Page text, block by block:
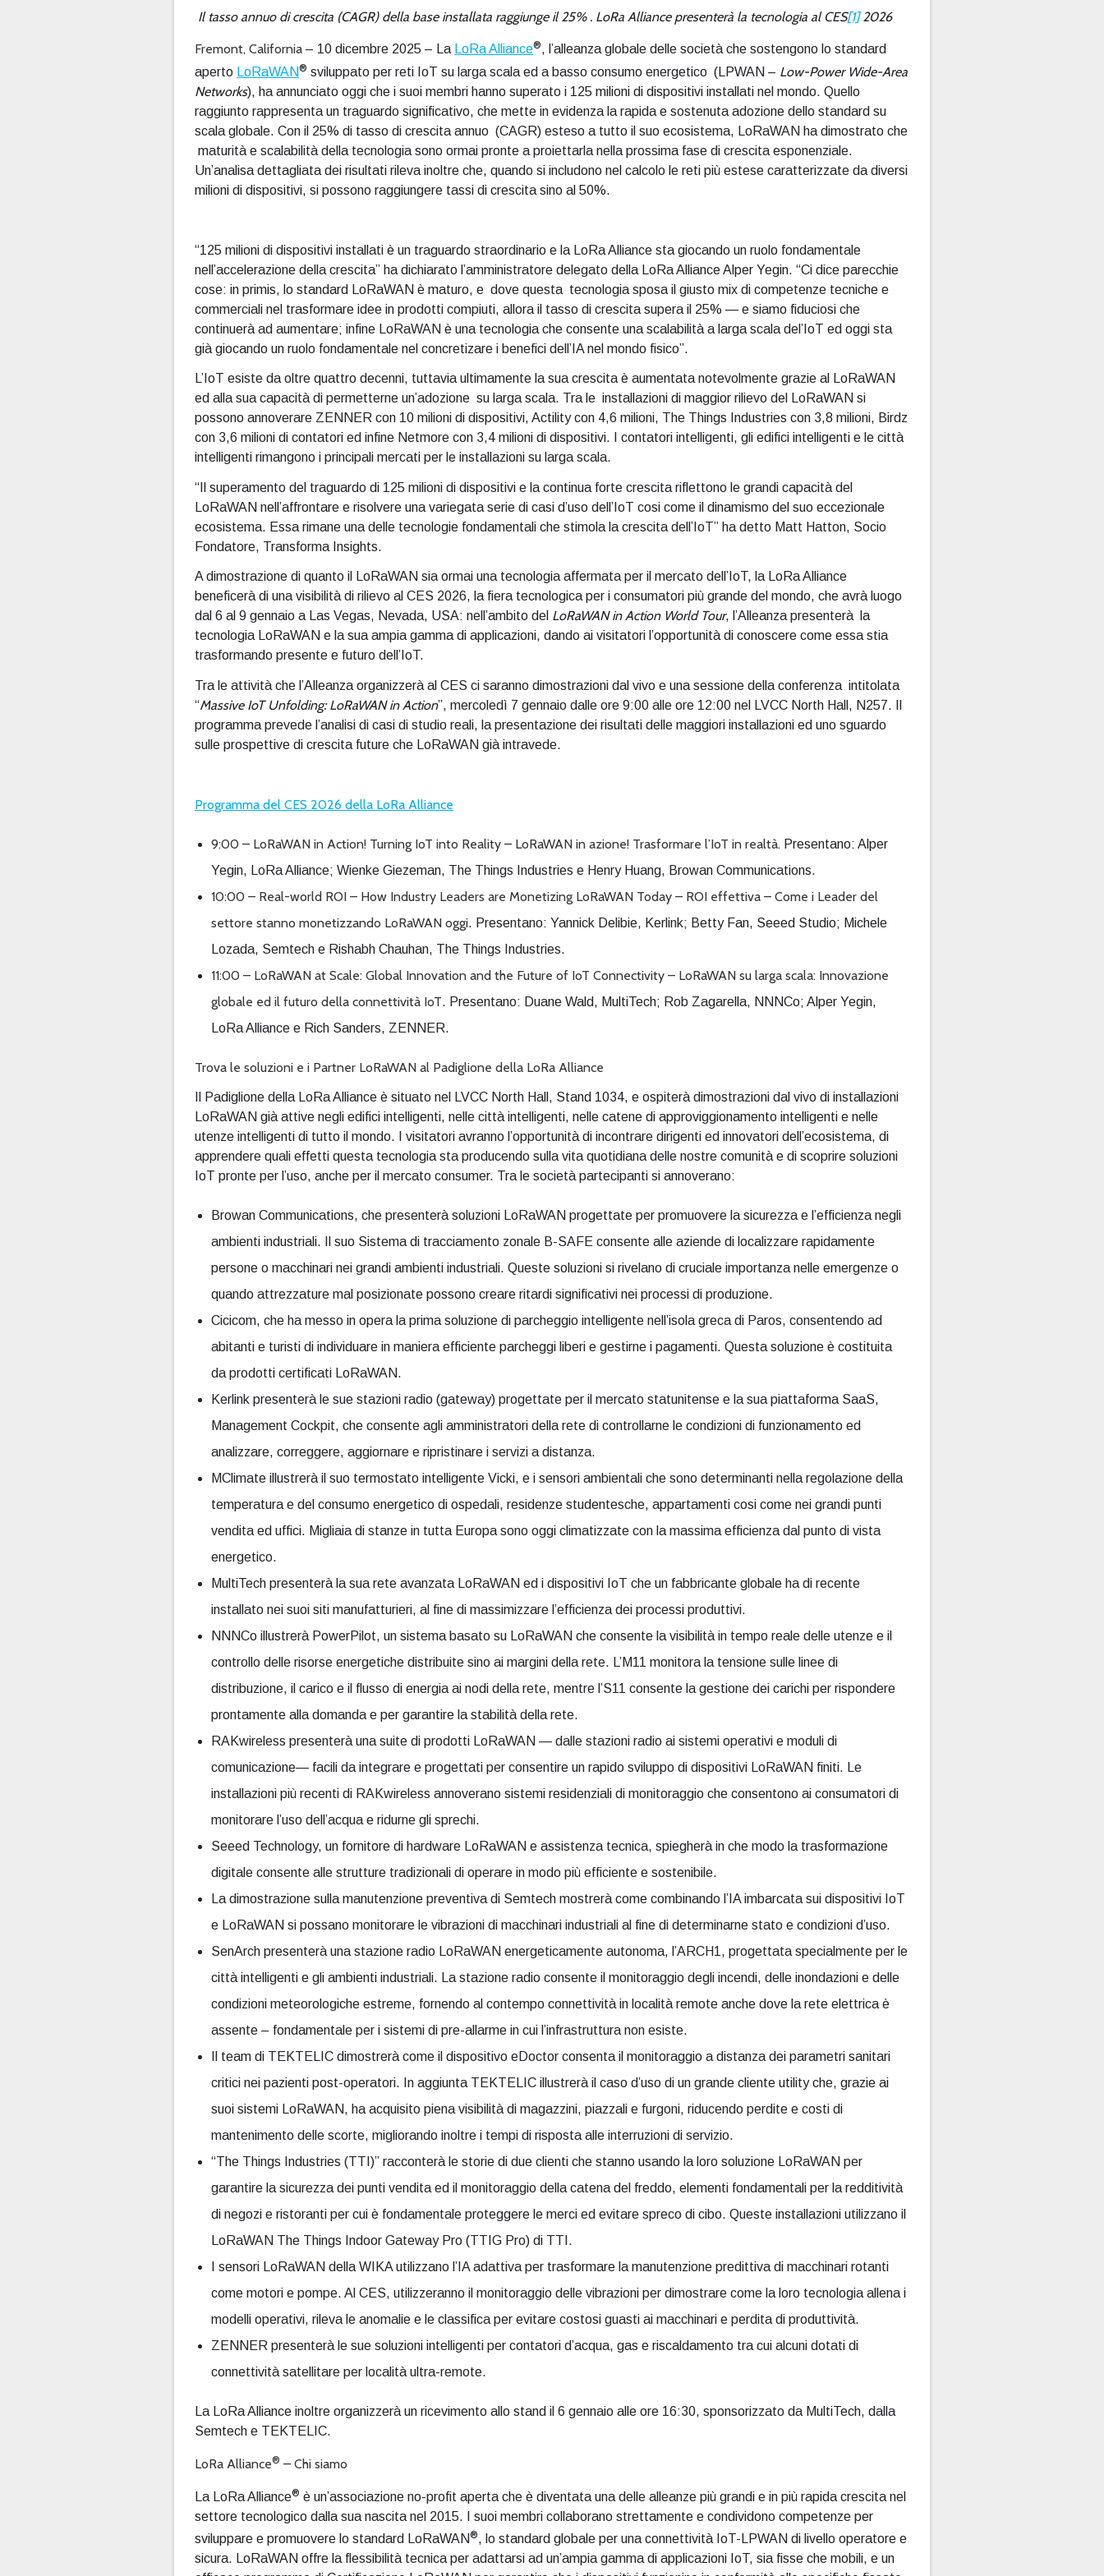
Il tasso annuo di crescita (CAGR) della base installata raggiunge il 25% . LoRa Alliance presenterà la tecnologia al CES[1]2026
Fremont, California – 10 dicembre 2025 – La LoRa Alliance®, l’alleanza globale delle società che sostengono lo standard
aperto LoRaWAN® sviluppato per reti IoT su larga scala ed a basso consumo energetico (LPWAN – Low-Power Wide-Area
Networks), ha annunciato oggi che i suoi membri hanno superato i 125 milioni di dispositivi installati nel mondo. Quello
raggiunto rappresenta un traguardo significativo, che mette in evidenza la rapida e sostenuta adozione dello standard su
scala globale. Con il 25% di tasso di crescita annuo (CAGR) esteso a tutto il suo ecosistema, LoRaWAN ha dimostrato che
maturità e scalabilità della tecnologia sono ormai pronte a proiettarla nella prossima fase di crescita esponenziale.
Un’analisa dettagliata dei risultati rileva inoltre che, quando si includono nel calcolo le reti più estese caratterizzate da diversi
milioni di dispositivi, si possono raggiungere tassi di crescita sino al 50%.
“125 milioni di dispositivi installati è un traguardo straordinario e la LoRa Alliance sta giocando un ruolo fondamentale
nell’accelerazione della crescita” ha dichiarato l’amministratore delegato della LoRa Alliance Alper Yegin. “Ci dice parecchie
cose: in primis, lo standard LoRaWAN è maturo, e dove questa tecnologia sposa il giusto mix di competenze tecniche e
commerciali nel trasformare idee in prodotti compiuti, allora il tasso di crescita supera il 25% — e siamo fiduciosi che
continuerà ad aumentare; infine LoRaWAN è una tecnologia che consente una scalabilità a larga scala del’IoT ed oggi sta
già giocando un ruolo fondamentale nel concretizare i benefici dell’IA nel mondo fisico”.
L’IoT esiste da oltre quattro decenni, tuttavia ultimamente la sua crescita è aumentata notevolmente grazie al LoRaWAN
ed alla sua capacità di permetterne un’adozione su larga scala. Tra le installazioni di maggior rilievo del LoRaWAN si
possono annoverare ZENNER con 10 milioni di dispositivi, Actility con 4,6 milioni, The Things Industries con 3,8 milioni, Birdz
con 3,6 milioni di contatori ed infine Netmore con 3,4 milioni di dispositivi. I contatori intelligenti, gli edifici intelligenti e le città
intelligenti rimangono i principali mercati per le installazioni su larga scala.
“Il superamento del traguardo di 125 milioni di dispositivi e la continua forte crescita riflettono le grandi capacità del
LoRaWAN nell’affrontare e risolvere una variegata serie di casi d’uso dell’IoT cosi come il dinamismo del suo eccezionale
ecosistema. Essa rimane una delle tecnologie fondamentali che stimola la crescita dell’IoT” ha detto Matt Hatton, Socio
Fondatore, Transforma Insights.
A dimostrazione di quanto il LoRaWAN sia ormai una tecnologia affermata per il mercato dell’IoT, la LoRa Alliance
beneficerà di una visibilità di rilievo al CES 2026, la fiera tecnologica per i consumatori più grande del mondo, che avrà luogo
dal 6 al 9 gennaio a Las Vegas, Nevada, USA: nell’ambito del LoRaWAN in Action World Tour, l’Alleanza presenterà la
tecnologia LoRaWAN e la sua ampia gamma di applicazioni, dando ai visitatori l’opportunità di conoscere come essa stia
trasformando presente e futuro dell’IoT.
Tra le attività che l’Alleanza organizzerà al CES ci saranno dimostrazioni dal vivo e una sessione della conferenza intitolata
“Massive IoT Unfolding: LoRaWAN in Action”, mercoledì 7 gennaio dalle ore 9:00 alle ore 12:00 nel LVCC North Hall, N257. Il
programma prevede l’analisi di casi di studio reali, la presentazione dei risultati delle maggiori installazioni ed uno sguardo
sulle prospettive di crescita future che LoRaWAN già intravede.
Programma del CES 2026 della LoRa Alliance
9:00 – LoRaWAN in Action! Turning IoT into Reality – LoRaWAN in azione! Trasformare l’IoT in realtà. Presentano: Alper
Yegin, LoRa Alliance; Wienke Giezeman, The Things Industries e Henry Huang, Browan Communications.
10:00 – Real-world ROI – How Industry Leaders are Monetizing LoRaWAN Today – ROI effettiva – Come i Leader del
settore stanno monetizzando LoRaWAN oggi. Presentano: Yannick Delibie, Kerlink; Betty Fan, Seeed Studio; Michele
Lozada, Semtech e Rishabh Chauhan, The Things Industries.
11:00 – LoRaWAN at Scale: Global Innovation and the Future of IoT Connectivity – LoRaWAN su larga scala: Innovazione
globale ed il futuro della connettività IoT. Presentano: Duane Wald, MultiTech; Rob Zagarella, NNNCo; Alper Yegin,
LoRa Alliance e Rich Sanders, ZENNER.
Trova le soluzioni e i Partner LoRaWAN al Padiglione della LoRa Alliance
Il Padiglione della LoRa Alliance è situato nel LVCC North Hall, Stand 1034, e ospiterà dimostrazioni dal vivo di installazioni
LoRaWAN già attive negli edifici intelligenti, nelle città intelligenti, nelle catene di approviggionamento intelligenti e nelle
utenze intelligenti di tutto il mondo. I visitatori avranno l’opportunità di incontrare dirigenti ed innovatori dell’ecosistema, di
apprendere quali effetti questa tecnologia sta producendo sulla vita quotidiana delle nostre comunità e di scoprire soluzioni
IoT pronte per l’uso, anche per il mercato consumer. Tra le società partecipanti si annoverano:
Browan Communications, che presenterà soluzioni LoRaWAN progettate per promuovere la sicurezza e l’efficienza negli
ambienti industriali. Il suo Sistema di tracciamento zonale B-SAFE consente alle aziende di localizzare rapidamente
persone o macchinari nei grandi ambienti industriali. Queste soluzioni si rivelano di cruciale importanza nelle emergenze o
quando attrezzature mal posizionate possono creare ritardi significativi nei processi di produzione.
Cicicom, che ha messo in opera la prima soluzione di parcheggio intelligente nell’isola greca di Paros, consentendo ad
abitanti e turisti di individuare in maniera efficiente parcheggi liberi e gestirne i pagamenti. Questa soluzione è costituita
da prodotti certificati LoRaWAN.
Kerlink presenterà le sue stazioni radio (gateway) progettate per il mercato statunitense e la sua piattaforma SaaS,
Management Cockpit, che consente agli amministratori della rete di controllarne le condizioni di funzionamento ed
analizzare, correggere, aggiornare e ripristinare i servizi a distanza.
MClimate illustrerà il suo termostato intelligente Vicki, e i sensori ambientali che sono determinanti nella regolazione della
temperatura e del consumo energetico di ospedali, residenze studentesche, appartamenti cosi come nei grandi punti
vendita ed uffici. Migliaia di stanze in tutta Europa sono oggi climatizzate con la massima efficienza dal punto di vista
energetico.
MultiTech presenterà la sua rete avanzata LoRaWAN ed i dispositivi IoT che un fabbricante globale ha di recente
installato nei suoi siti manufatturieri, al fine di massimizzare l’efficienza dei processi produttivi.
NNNCo illustrerà PowerPilot, un sistema basato su LoRaWAN che consente la visibilità in tempo reale delle utenze e il
controllo delle risorse energetiche distribuite sino ai margini della rete. L’M11 monitora la tensione sulle linee di
distribuzione, il carico e il flusso di energia ai nodi della rete, mentre l’S11 consente la gestione dei carichi per rispondere
prontamente alla domanda e per garantire la stabilità della rete.
RAKwireless presenterà una suite di prodotti LoRaWAN — dalle stazioni radio ai sistemi operativi e moduli di
comunicazione— facili da integrare e progettati per consentire un rapido sviluppo di dispositivi LoRaWAN finiti. Le
installazioni più recenti di RAKwireless annoverano sistemi residenziali di monitoraggio che consentono ai consumatori di
monitorare l’uso dell’acqua e ridurne gli sprechi.
Seeed Technology, un fornitore di hardware LoRaWAN e assistenza tecnica, spiegherà in che modo la trasformazione
digitale consente alle strutture tradizionali di operare in modo più efficiente e sostenibile.
La dimostrazione sulla manutenzione preventiva di Semtech mostrerà come combinando l’IA imbarcata sui dispositivi IoT
e LoRaWAN si possano monitorare le vibrazioni di macchinari industriali al fine di determinarne stato e condizioni d’uso.
SenArch presenterà una stazione radio LoRaWAN energeticamente autonoma, l’ARCH1, progettata specialmente per le
città intelligenti e gli ambienti industriali. La stazione radio consente il monitoraggio degli incendi, delle inondazioni e delle
condizioni meteorologiche estreme, fornendo al contempo connettività in località remote anche dove la rete elettrica è
assente – fondamentale per i sistemi di pre-allarme in cui l’infrastruttura non esiste.
Il team di TEKTELIC dimostrerà come il dispositivo eDoctor consenta il monitoraggio a distanza dei parametri sanitari
critici nei pazienti post-operatori. In aggiunta TEKTELIC illustrerà il caso d’uso di un grande cliente utility che, grazie ai
suoi sistemi LoRaWAN, ha acquisito piena visibilità di magazzini, piazzali e furgoni, riducendo perdite e costi di
mantenimento delle scorte, migliorando inoltre i tempi di risposta alle interruzioni di servizio.
“The Things Industries (TTI)” racconterà le storie di due clienti che stanno usando la loro soluzione LoRaWAN per
garantire la sicurezza dei punti vendita ed il monitoraggio della catena del freddo, elementi fondamentali per la redditività
di negozi e ristoranti per cui è fondamentale proteggere le merci ed evitare spreco di cibo. Queste installazioni utilizzano il
LoRaWAN The Things Indoor Gateway Pro (TTIG Pro) di TTI.
I sensori LoRaWAN della WIKA utilizzano l’IA adattiva per trasformare la manutenzione predittiva di macchinari rotanti
come motori e pompe. Al CES, utilizzeranno il monitoraggio delle vibrazioni per dimostrare come la loro tecnologia allena i
modelli operativi, rileva le anomalie e le classifica per evitare costosi guasti ai macchinari e perdita di produttività.
ZENNER presenterà le sue soluzioni intelligenti per contatori d’acqua, gas e riscaldamento tra cui alcuni dotati di
connettività satellitare per località ultra-remote.
La LoRa Alliance inoltre organizzerà un ricevimento allo stand il 6 gennaio alle ore 16:30, sponsorizzato da MultiTech, dalla
Semtech e TEKTELIC.
LoRa Alliance® – Chi siamo
La LoRa Alliance® è un’associazione no-profit aperta che è diventata una delle alleanze più grandi e in più rapida crescita nel
settore tecnologico dalla sua nascita nel 2015. I suoi membri collaborano strettamente e condividono competenze per
sviluppare e promuovere lo standard LoRaWAN®, lo standard globale per una connettività IoT-LPWAN di livello operatore e
sicura. LoRaWAN offre la flessibilità tecnica per adattarsi ad un’ampia gamma di applicazioni IoT, sia fisse che mobili, e un